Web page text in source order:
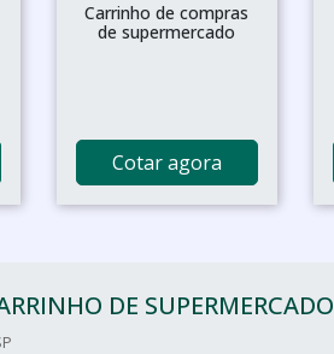
Carrinho de compras
de supermercado
Cotar agora
DE SUPERMERCADO